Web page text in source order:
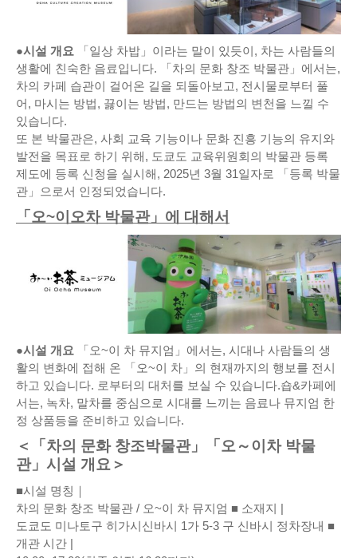
●시설 개요
「일상 차밥」이라는 말이 있듯이, 차는 사람들의
생활에 친숙한 음료입니다. 「차의 문화 창조 박물관」에서는,
차의 카페 습관이 걸어온 길을 되돌아보고, 전시물로부터 풀
어, 마시는 방법, 끓이는 방법, 만드는 방법의 변천을 느낄 수
있습니다.
또 본 박물관은, 사회 교육 기능이나 문화 진흥 기능의 유지와
발전을 목표로 하기 위해, 도쿄도 교육위원회의 박물관 등록
제도에 등록 신청을 실시해, 2025년 3월 31일자로 「등록 박물
관」으로서 인정되었습니다.
「오~이오차 박물관」에 대해서
●시설 개요
「오~이 차 뮤지엄」에서는, 시대나 사람들의 생
활의 변화에 접해 온 「오~이 차」의 현재까지의 행보를 전시
하고 있습니다. 로부터의 대처를 보실 수 있습니다.숍&카페에
서는, 녹차, 말차를 중심으로 시대를 느끼는 음료나 뮤지엄 한
정 상품등을 준비하고 있습니다.
＜「차의 문화 창조박물관」「오～이차 박물
관」시설 개요＞
■시설 명칭｜
차의 문화 창조 박물관 / 오~이 차 뮤지엄 ■ 소재지 |
도쿄도 미나토구 히가시신바시 1가 5-3 구 신바시 정차장내 ■
개관 시간 |